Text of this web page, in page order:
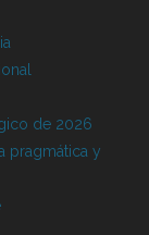
de 2026
pragmática y